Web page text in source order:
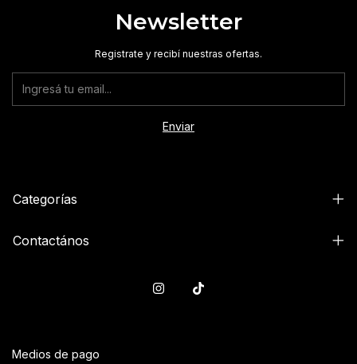
Newsletter
Registrate y recibí nuestras ofertas.
Categorías
Contactános
Medios de pago